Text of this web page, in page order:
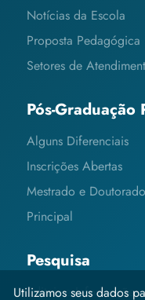
Notícias da Escola
Proposta Pedagógica
Setores de
Pós-Graduação
Alguns Diferenciais
Inscrições Abertas
Mestrado e Doutorado
Principal
Pesquisa
Editais e Informações
Utilizamos seus dados